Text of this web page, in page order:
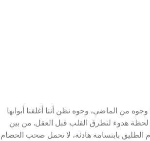
وجوه من الماضي، وجوه نظن أننا أغلقنا أبوابها
لحظة هدوء لتطرق القلب قبل العقل. من بين
الطليق بابتسامة هادئة، لا تحمل صخب الخصام